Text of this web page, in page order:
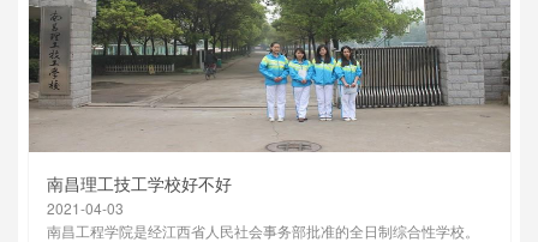
南昌理工技工学校好不好
2021-04-03
南昌工程学院是经江西省人民社会事务部批准的全日制综合性学校。